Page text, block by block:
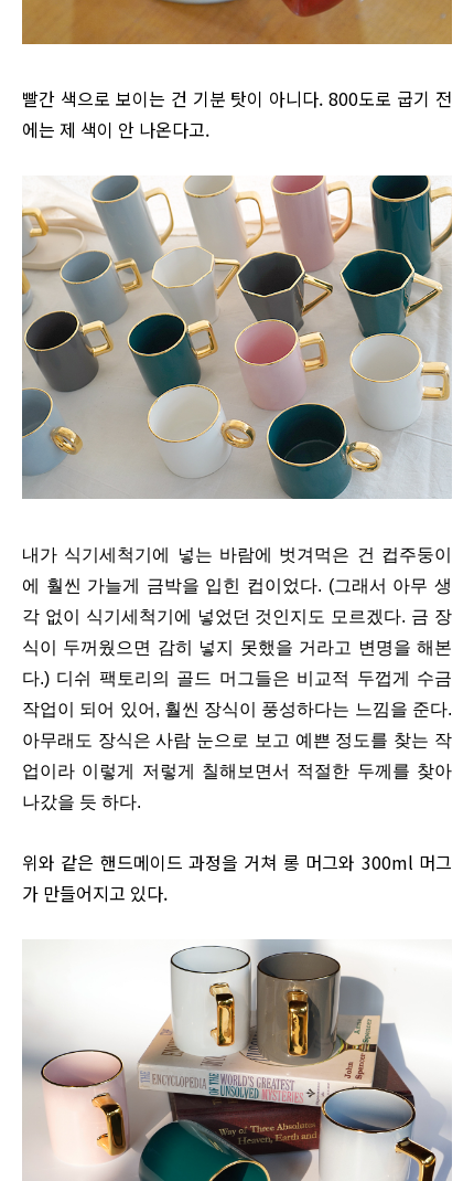
빨간 색으로 보이는 건 기분 탓이 아니다. 800도로 굽기 전
에는 제 색이 안 나온다고.
내가 식기세척기에 넣는 바람에 벗겨먹은 건 컵주둥이
에 훨씬 가늘게 금박을 입힌 컵이었다. (그래서 아무 생
각 없이 식기세척기에 넣었던 것인지도 모르겠다. 금 장
식이 두꺼웠으면 감히 넣지 못했을 거라고 변명을 해본
다.) 디쉬 팩토리의 골드 머그들은 비교적 두껍게 수금
작업이 되어 있어, 훨씬 장식이 풍성하다는 느낌을 준다.
아무래도 장식은 사람 눈으로 보고 예쁜 정도를 찾는 작
업이라 이렇게 저렇게 칠해보면서 적절한 두께를 찾아
나갔을 듯 하다.
위와 같은 핸드메이드 과정을 거쳐 롱 머그와 300ml 머그
가 만들어지고 있다.